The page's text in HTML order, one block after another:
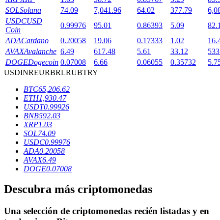
Bloqueos BTR
Inversiones exclusivas para titulares de BTR
Préstamos
Servicio de préstamos respaldado por criptomonedas
SOLSolana 74.09 7,041.96 64.02 377.79
USDCUSD
Coin
0.99976 95.01 0.86393 5.09
ADACardano 0.20058 19.06 0.17333 1.02
AVAXAvalanche 6.49 617.48 5.61 33.12
DOGEDogecoin 0.07008 6.66 0.06055 0.35732
USDINREURBRLRUBTRY
BTC65,206.62
ETH1,930.47
USDT0.99926
BNB592.03
XRP1.03
SOL74.09
USDC0.99976
ADA0.20058
AVAX6.49
DOGE0.07008
Descubra más criptomonedas
Una selección de criptomonedas recién listadas y en